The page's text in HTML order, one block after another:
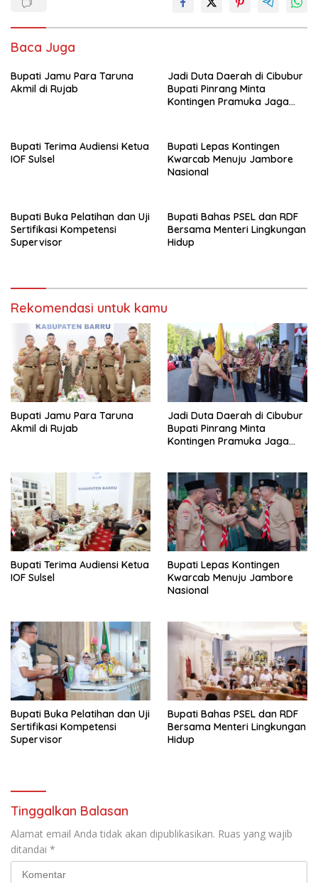
Baca Juga
Bupati Jamu Para Taruna
Akmil di Rujab
Jadi Duta Daerah di Cibubur
Bupati Pinrang Minta
Kontingen Pramuka Jaga
Bupati Terima Audiensi Ketua
IOF Sulsel
Bupati Lepas Kontingen
Kwarcab Menuju Jambore
Nasional
Bupati Buka Pelatihan dan Uji
Sertifikasi Kompetensi
Supervisor
Bupati Bahas PSEL dan RDF
Bersama Menteri Lingkungan
Hidup
Rekomendasi untuk kamu
Bupati Jamu Para Taruna
Akmil di Rujab
Jadi Duta Daerah di Cibubur
Bupati Pinrang Minta
Kontingen Pramuka Jaga
Bupati Terima Audiensi Ketua
IOF Sulsel
Bupati Lepas Kontingen
Kwarcab Menuju Jambore
Nasional
Bupati Buka Pelatihan dan Uji
Sertifikasi Kompetensi
Supervisor
Bupati Bahas PSEL dan RDF
Bersama Menteri Lingkungan
Hidup
Tinggalkan Balasan
Alamat email Anda tidak akan dipublikasikan. Ruas yang wajib
ditandai *